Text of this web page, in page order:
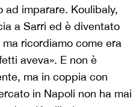
ad imparare. Koulibaly,
a Sarri ed è diventato
ricordiamo come era
aveva». E non è
ma in coppia con
in Napoli non ha mai